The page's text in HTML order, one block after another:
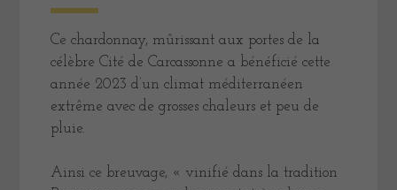
Ce chardonnay, mûrissant aux portes de la
célèbre Cité de Carcassonne a bénéficié cette
année 2023 d’un climat méditerranéen
extrême avec de grosses chaleurs et peu de
pluie.
Ainsi ce breuvage, « vinifié dans la tradition